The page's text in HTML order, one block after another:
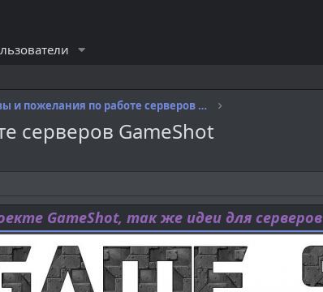
Отзывы и пожелания по работе серверов GameShot
серверов GameShot
GameShot, так же идеи для